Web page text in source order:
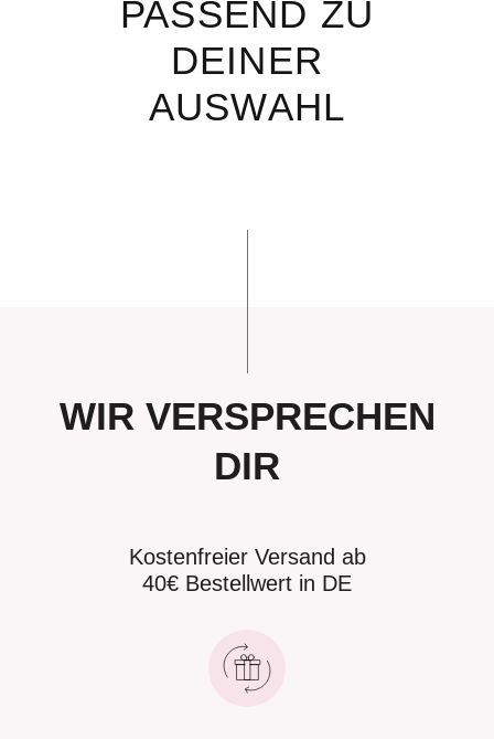
PASSEND ZU
DEINER
AUSWAHL
WIR VERSPRECHEN
DIR
Kostenfreier Versand ab
40€ Bestellwert in DE